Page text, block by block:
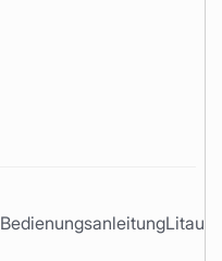
Bedienungsanleitung